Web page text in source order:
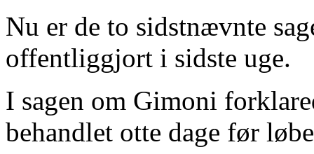
Nu er de to sidstnævnte
offentliggjort i sidste uge.
I sagen om Gimoni
behandlet otte dage før